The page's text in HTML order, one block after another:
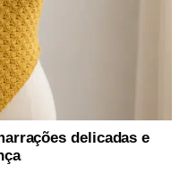
delicadas e